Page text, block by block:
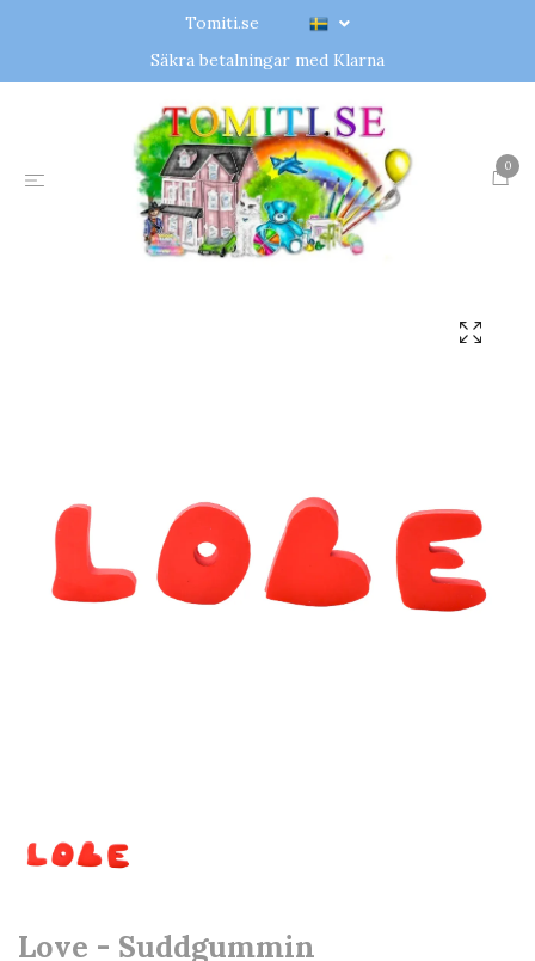
Tomiti.se
Säkra betalningar med Klarna
0
Love - Suddgummin